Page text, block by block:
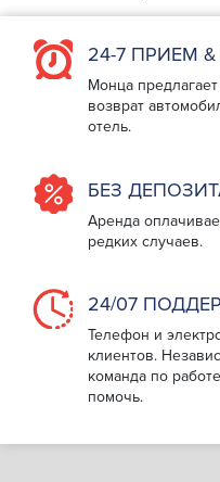
24-7 ПРИЕМ
Монца
возврат
отель.
БЕЗ
Аренда
редких случаев.
24/07
Телефон и
клиентов.
команда по
помочь.